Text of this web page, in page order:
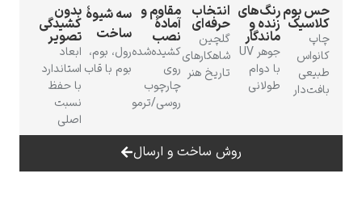
ادگار دگا
رنگ‌های
زنده و
ماندگار
جوهر UV
با دوام
طولانی
انتخاب
حرفه‌ای
گلچین
شاهکارهای
تاریخ هنر
مقاوم و
آمادهٔ
نصب
کشیده‌شده
روی
چارچوب
سه شیوهٔ
ساخت
رول، بوم،
بوم با قاب
بدون
کشیدگی
تصویر
ابعاد
استاندارد
با حفظ
نسبت
روش ساخت و ارسال